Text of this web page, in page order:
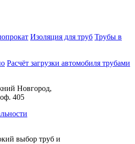
Изоляция для труб Трубы в
Расчёт загрузки автомобиля трубами
Новгород,
405
выбор труб и